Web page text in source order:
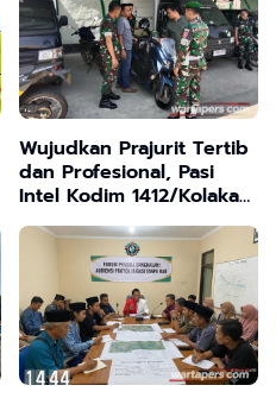
Wujudkan Prajurit Tertib
dan Profesional, Pasi
Intel Kodim 1412/Kolaka
Sidak Helm dan
Kendaraan